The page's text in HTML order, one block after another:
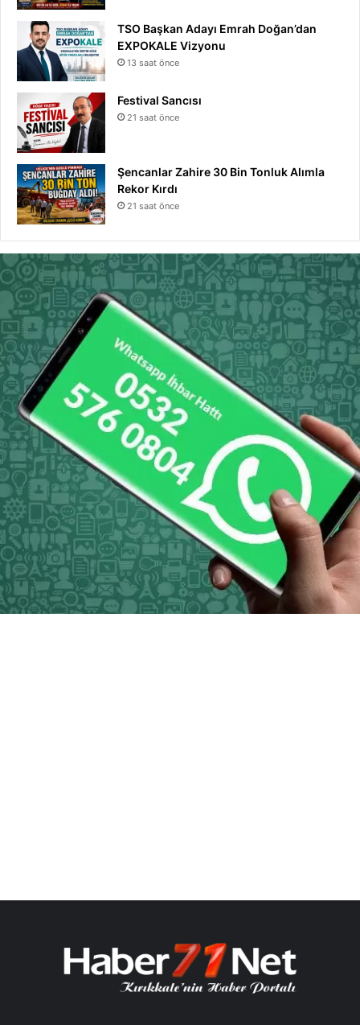
TSO Başkan Adayı Emrah Doğan’dan
EXPOKALE Vizyonu
13 saat önce
Festival Sancısı
21 saat önce
Şencanlar Zahire 30 Bin Tonluk Alımla
Rekor Kırdı
21 saat önce